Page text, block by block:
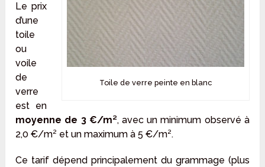
Toile de verre peinte en blanc
Le prix
d’une
toile
ou
voile
de
verre
est en
moyenne de 3 €/m², avec un minimum observé à
2,0 €/m² et un maximum à 5 €/m².
Ce tarif dépend principalement du grammage (plus